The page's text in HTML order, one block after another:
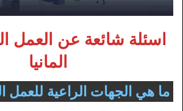
اسئلة شائعة عن العمل
المانيا
ما هي الجهات الراعية للعمل